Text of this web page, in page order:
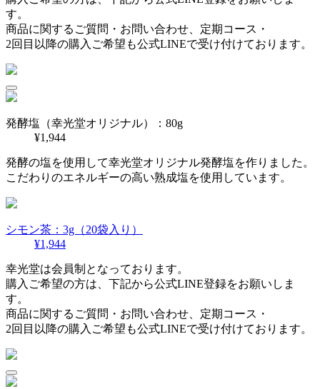
す。
商品に関するご質問・お問い合わせ、定期コース・
2回目以降の購入ご希望も公式LINEで受け付けております。
発酵塩（幸光堂オリジナル）：80g
¥1,944
発酵の塩を使用して幸光堂オリジナル発酵塩を作りました。
こだわりのエネルギーの高い熟成塩を使用しています。
シモン茶：3g（20袋入り）
¥1,944
幸光堂は会員制となっております。
購入ご希望の方は、下記から公式LINE登録をお願いしま
す。
商品に関するご質問・お問い合わせ、定期コース・
2回目以降の購入ご希望も公式LINEで受け付けております。